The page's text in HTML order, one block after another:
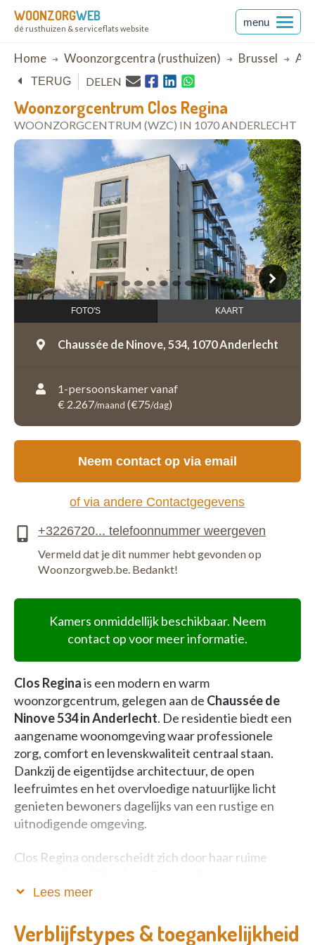
WOONZORGWEB
dé rusthuizen & serviceflats website
menu
Breadcrumb
Home Woonzorgcentra (rusthuizen) Brussel
Woonzorgcentrum Clos Regina
WOONZORGCENTRUM (WZC) IN 1070 ANDERLECHT
TERUG DELEN
1 2 3 4 5 6 7 8 9 10
open in Google Maps
FOTO'S KAART
Chaussée de Ninove, 534, 1070 Anderlecht
1-persoonskamer vanaf
€ 2.267/maand (€75/dag)
Kamers onmiddellijk beschikbaar. Neem
contact op voor meer informatie.
Clos Reginais een modern en warm
woonzorgcentrum, gelegen aan de Chaussée de
Ninove 534 in Anderlecht. De residentie biedt een
aangename woonomgeving waar professionele
zorg, comfort en levenskwaliteit centraal staan.
Dankzij de eigentijdse architectuur, de open
leefruimtes en het overvloedige natuurlijke licht
genieten bewoners dagelijks van een rustige en
uitnodigende omgeving.
Clos Regina onderscheidt zich door haar ruime
gemeenschappelijke ruimtes, comfortabele kamers
omgeving waar bewoners zich snel thuis voelen.
Lees meer
Verblijfstypes & toegankelijkheid
Neem contact op via email
of via andere Contactgegevens
Vermeld dat je dit nummer hebt gevonden op
Woonzorgweb.be. Bedankt!